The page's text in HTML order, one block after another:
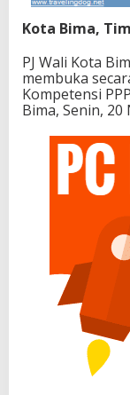
Kota Bima,
PJ Wali Kota
membuka
Kompetensi
Bima, Senin, 20